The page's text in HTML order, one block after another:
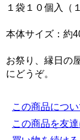
１袋１０個入（
本体サイズ：約
お祭り、縁日の
にどうぞ。
この商品につ
この商品を友